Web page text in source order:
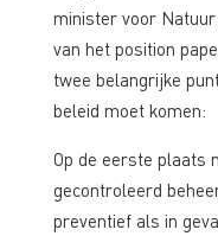
minister voor
van het position
twee belangrijke
beleid moet komen:
Op de eerste plaats
gecontroleerd
preventief als in